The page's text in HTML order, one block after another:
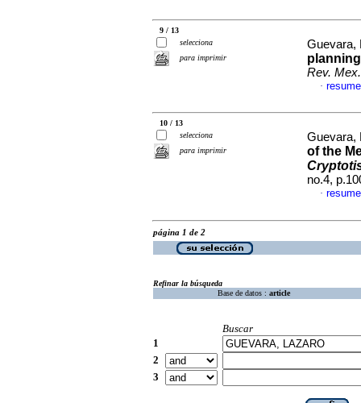
9 / 13
selecciona
para imprimir
Guevara,
Rev.
·
10 / 13
selecciona
para imprimir
Guevara,
of the
no.4,
·
página 1 de 2
Refinar la búsqueda
Base de datos : article
Buscar
1
2
3